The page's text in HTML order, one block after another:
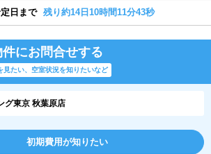
日まで 残り約14日10時間11分42秒
件にお問合せする
見たい、空室状況を知りたいなど
グ東京 秋葉原店
初期費用が知りたい